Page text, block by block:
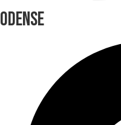
ODENSE